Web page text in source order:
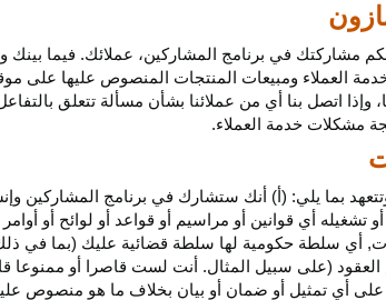
مشاركتك في برنامج المشاركين، عملائك. فيما بينك
العملاء ومبيعات المنتجات المنصوص عليها على
وإذا اتصل بنا أي من عملائنا بشأن مسألة تتعلق
مشكلات خدمة العملاء.
بما يلي: (أ) أنك ستشارك في برنامج المشاركين
تشغيله أي قوانين أو مراسيم أو قواعد أو لوائح أو
أي سلطة حكومية لها سلطة قضائية عليك (بما في
العقود (على سبيل المثال. أنت لست قاصرا أو ممنوعا
على أي تمثيل أو ضمان أو بيان بخلاف ما هو منصوص